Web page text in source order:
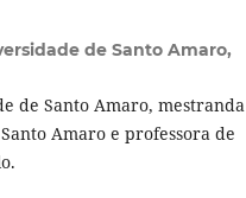
de Santo Amaro,
de Santo Amaro, mestranda
Amaro e professora de